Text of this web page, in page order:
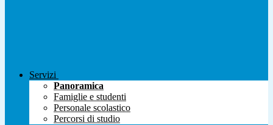
Servizi
Panoramica
Famiglie e studenti
Personale scolastico
Percorsi di studio